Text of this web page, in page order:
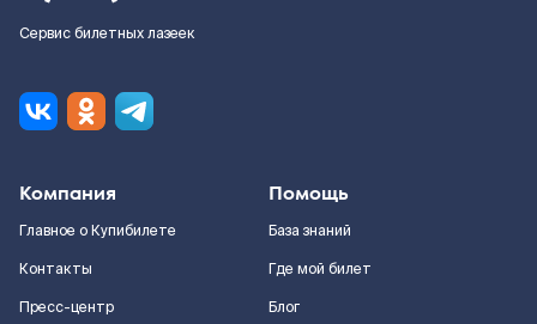
Сервис билетных лазеек
Компания
Главное о Купибилете
Контакты
Пресс-центр
Помощь
База знаний
Где мой билет
Блог